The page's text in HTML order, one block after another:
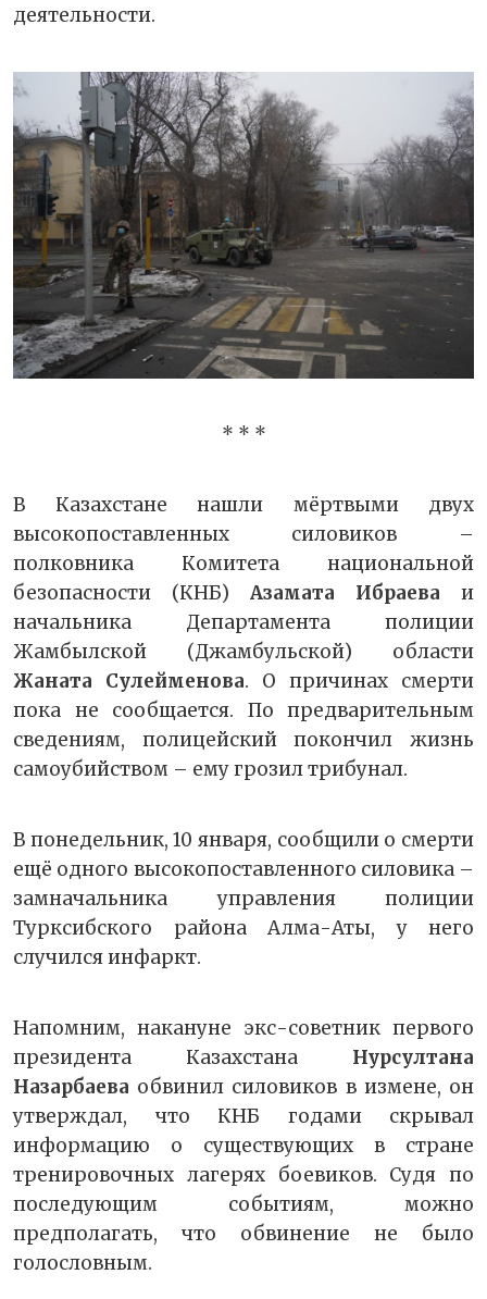
деятельности.
* * *
В Казахстане нашли мёртвыми двух
высокопоставленных силовиков –
полковника Комитета национальной
безопасности (КНБ) Азамата Ибраева и
начальника Департамента полиции
Жамбылской (Джамбульской) области
Жаната Сулейменова. О причинах смерти
пока не сообщается. По предварительным
сведениям, полицейский покончил жизнь
самоубийством – ему грозил трибунал.
В понедельник, 10 января, сообщили о смерти
ещё одного высокопоставленного силовика –
замначальника управления полиции
Турксибского района Алма-Аты, у него
случился инфаркт.
Напомним, накануне экс-советник первого
президента Казахстана Нурсултана
Назарбаева обвинил силовиков в измене, он
утверждал, что КНБ годами скрывал
информацию о существующих в стране
тренировочных лагерях боевиков. Судя по
последующим событиям, можно
предполагать, что обвинение не было
голословным.